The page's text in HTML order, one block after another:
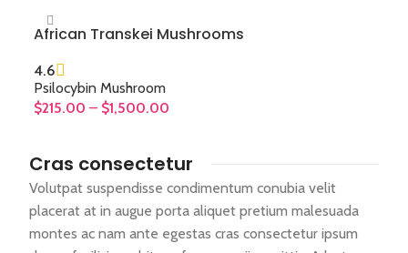
African Transkei Mushrooms
4.6
Psilocybin Mushroom
$215.00 – $1,500.00
Cras consectetur
Volutpat suspendisse condimentum conubia velit
placerat at in augue porta aliquet pretium malesuada
montes ac nam ante egestas cras consectetur ipsum